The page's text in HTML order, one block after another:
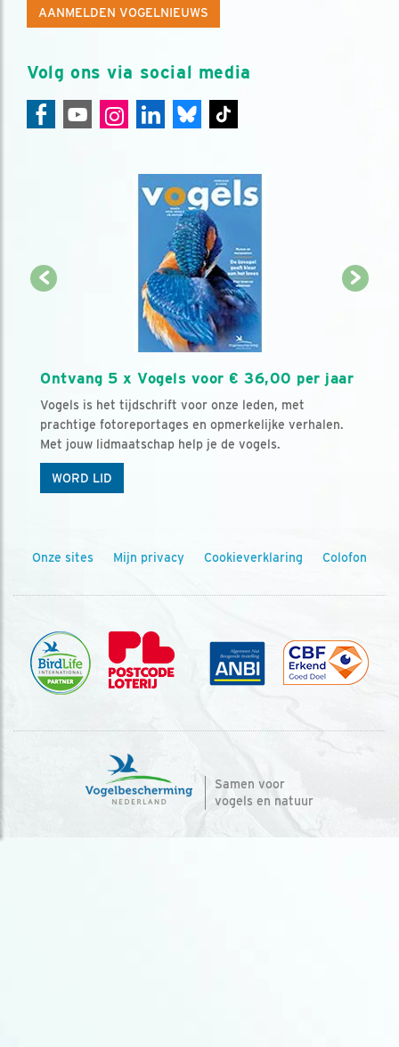
AANMELDEN VOGELNIEUWS
Volg ons via social media
Ontvang 5 x Vogels voor € 36,00 per jaar
Vogels is het tijdschrift voor onze leden, met
prachtige fotoreportages en opmerkelijke verhalen.
Met jouw lidmaatschap help je de vogels.
WORD LID
Onze sites Mijn privacy Cookieverklaring Colofon
Samen voor
vogels en natuur